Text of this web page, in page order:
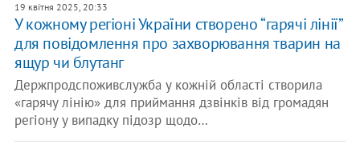
19 квітня 2025, 20:33
У кожному регіоні України створено “гарячі лінії”
для повідомлення про захворювання тварин на
ящур чи блутанг
Держпродспоживслужба у кожній області створила
«гарячу лінію» для приймання дзвінків від громадян
регіону у випадку підозр щодо…